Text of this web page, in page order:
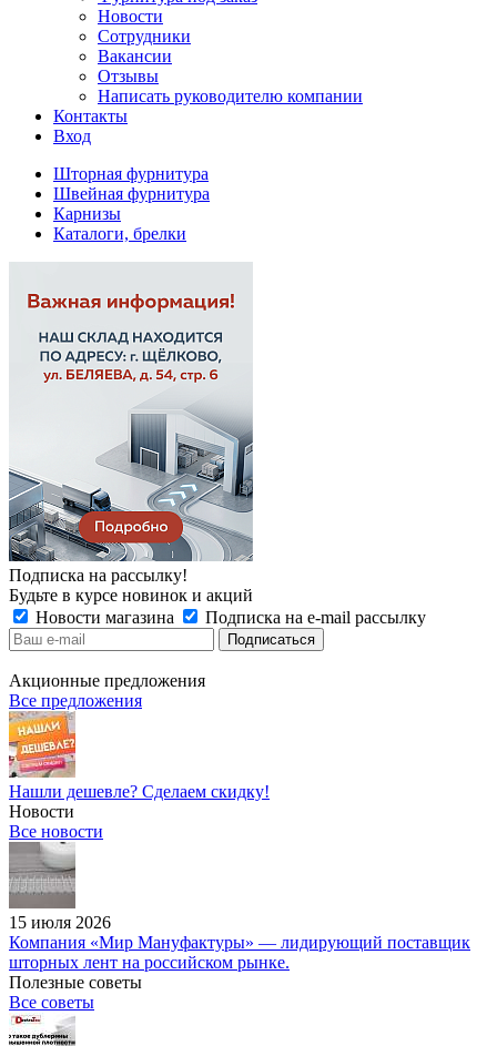
Новости
Сотрудники
Вакансии
Отзывы
Написать руководителю компании
Контакты
Вход
Шторная фурнитура
Швейная фурнитура
Карнизы
Каталоги, брелки
Подписка на рассылку!
Будьте в курсе новинок и акций
Новости магазина
Подписка на e-mail рассылку
Акционные предложения
Все предложения
Нашли дешевле? Сделаем скидку!
Новости
Все новости
15 июля 2026
Компания «Мир Мануфактуры» — лидирующий поставщик
шторных лент на российском рынке.
Полезные советы
Все советы